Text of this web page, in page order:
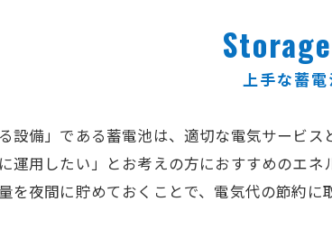
上手な蓄
設備」である蓄電池は、適切な電気サービ
運用したい」とお考えの方におすすめのエ
を夜間に貯めておくことで、電気代の節約に